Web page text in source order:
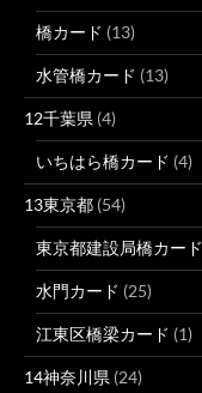
橋カード (13)
水管橋カード (13)
12千葉県 (4)
いちはら橋カード (4)
13東京都 (54)
東京都建設局橋カード
水門カード (25)
江東区橋梁カード (1)
14神奈川県 (24)